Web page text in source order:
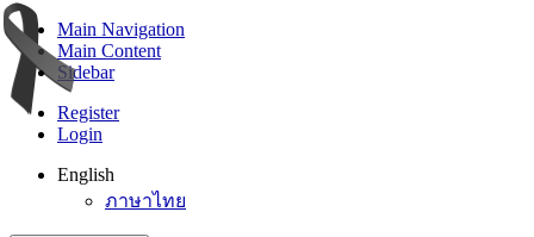
Main Navigation
Main Content
Sidebar
Register
Login
English
ภาษาไทย